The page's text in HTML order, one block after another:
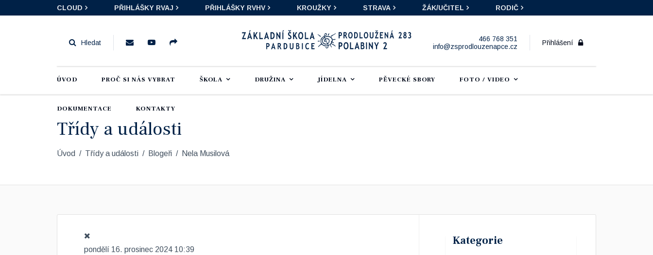
CLOUD PŘIHLÁŠKY RVAJ PŘIHLÁŠKY RVHV KROUŽKY STRAVA ŽÁK/UČITEL RODIČ
Přihlášení
466 768 351
info@zsprodlouzenapce.cz
ÚVOD PROČ SI NÁS VYBRAT ŠKOLA DRUŽINA JÍDELNA PĚVECKÉ SBORY FOTO / VIDEO
DOKUMENTACE KONTAKTY
Třídy a události
Úvod Třídy a události Blogeři Nela Musilová
pondělí 16. prosinec 2024 10:39
Kategorie